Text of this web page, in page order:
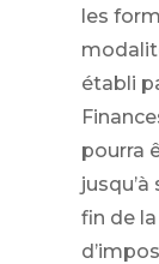
les
établi
pourra
fin de